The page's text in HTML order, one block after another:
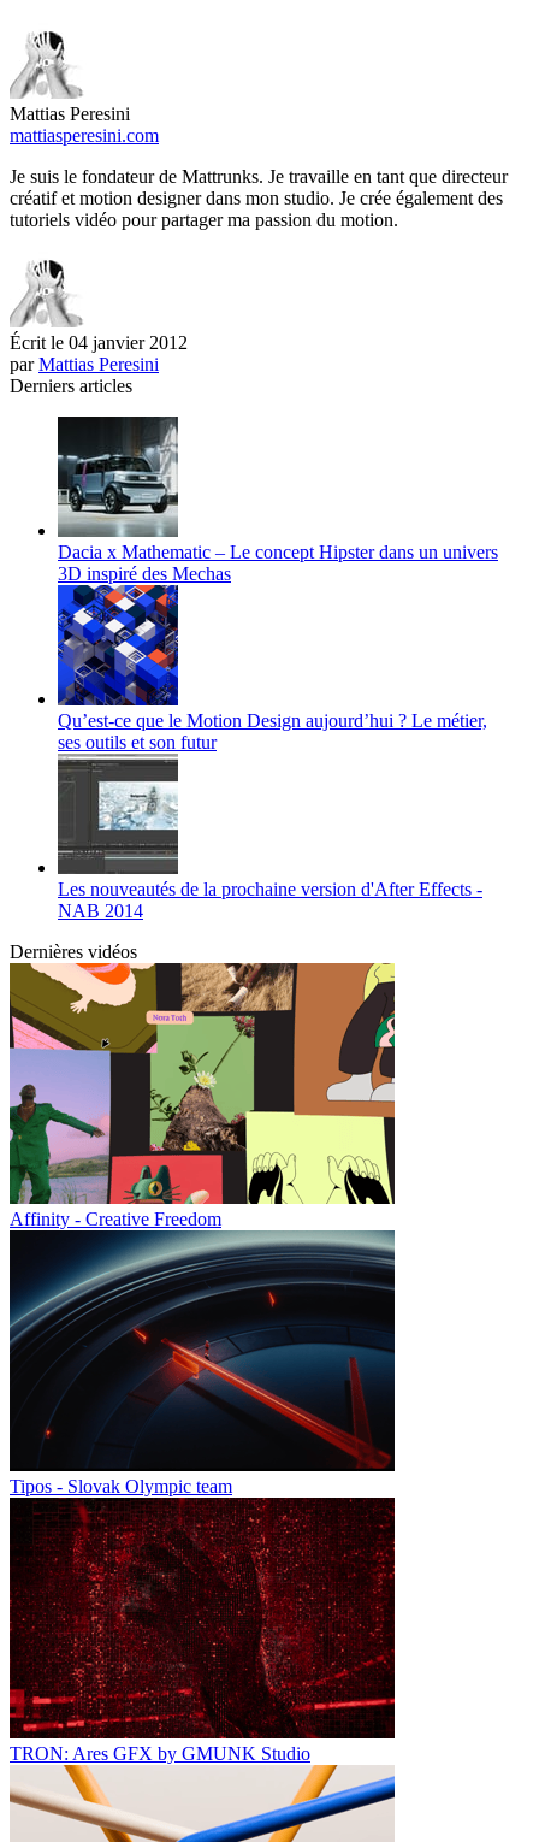
Mattias Peresini
mattiasperesini.com
Je suis le fondateur de Mattrunks. Je travaille en tant que directeur
créatif et motion designer dans mon studio. Je crée également des
tutoriels vidéo pour partager ma passion du motion.
Écrit le 04 janvier 2012
parMattias Peresini
Derniers articles
Dacia x Mathematic – Le concept Hipster dans un univers
3D inspiré des Mechas
Qu’est-ce que le Motion Design aujourd’hui ? Le métier,
ses outils et son futur
Les nouveautés de la prochaine version d'After Effects -
NAB 2014
Dernières vidéos
Affinity - Creative Freedom
Tipos - Slovak Olympic team
TRON: Ares GFX by GMUNK Studio